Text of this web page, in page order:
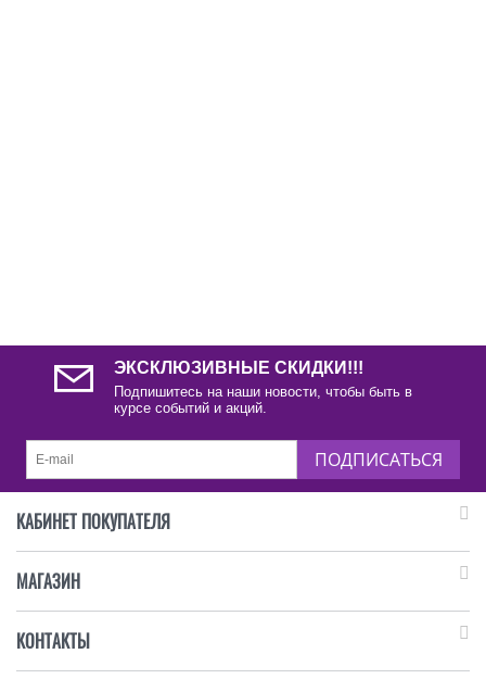
ЭКСКЛЮЗИВНЫЕ СКИДКИ!!!
Подпишитесь на наши новости, чтобы быть в
курсе событий и акций.
ПОДПИСАТЬСЯ
КАБИНЕТ ПОКУПАТЕЛЯ
МАГАЗИН
КОНТАКТЫ